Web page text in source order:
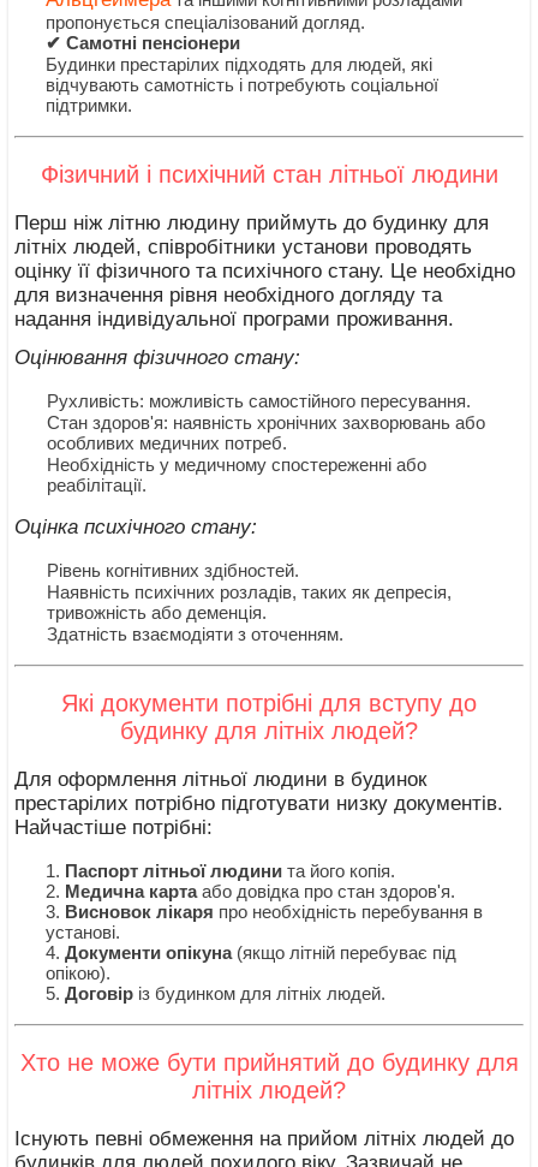
пропонується спеціалізований догляд.
✔ Самотні пенсіонери
Будинки престарілих підходять для людей, які
відчувають самотність і потребують соціальної
підтримки.
Фізичний і психічний стан літньої людини
Перш ніж літню людину приймуть до будинку для
літніх людей, співробітники установи проводять
оцінку її фізичного та психічного стану. Це необхідно
для визначення рівня необхідного догляду та
надання індивідуальної програми проживання.
Оцінювання фізичного стану:
Рухливість: можливість самостійного пересування.
Стан здоров'я: наявність хронічних захворювань або
особливих медичних потреб.
Необхідність у медичному спостереженні або
реабілітації.
Оцінка психічного стану:
Рівень когнітивних здібностей.
Наявність психічних розладів, таких як депресія,
тривожність або деменція.
Здатність взаємодіяти з оточенням.
Які документи потрібні для вступу до
будинку для літніх людей?
Для оформлення літньої людини в будинок
престарілих потрібно підготувати низку документів.
Найчастіше потрібні:
Паспорт літньої людини та його копія.
Медична картаабо довідка про стан здоров'я.
Висновок лікаря про необхідність перебування в
установі.
Документи опікуна(якщо літній перебуває під
опікою).
Договір із будинком для літніх людей.
Хто не може бути прийнятий до будинку для
літніх людей?
Існують певні обмеження на прийом літніх людей до